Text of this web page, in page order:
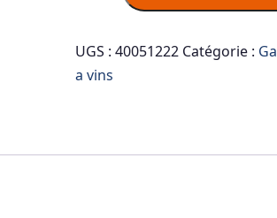
CARD
Sac
UGS :40051222 Catégorie :
a vins